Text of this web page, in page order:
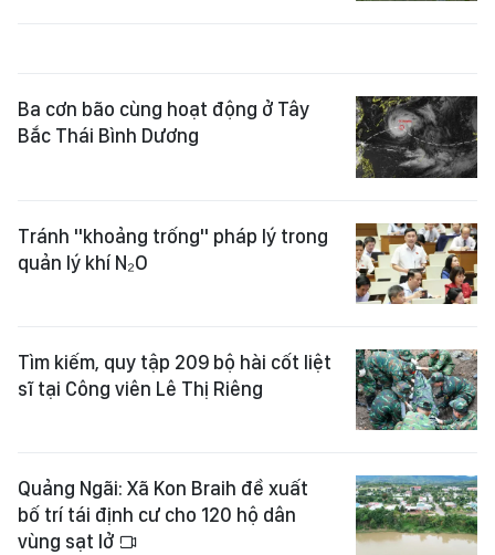
Ba cơn bão cùng hoạt động ở Tây
Bắc Thái Bình Dương
Tránh "khoảng trống" pháp lý trong
quản lý khí N₂O
Tìm kiếm, quy tập 209 bộ hài cốt liệt
sĩ tại Công viên Lê Thị Riêng
Quảng Ngãi: Xã Kon Braih đề xuất
bố trí tái định cư cho 120 hộ dân
vùng sạt lở